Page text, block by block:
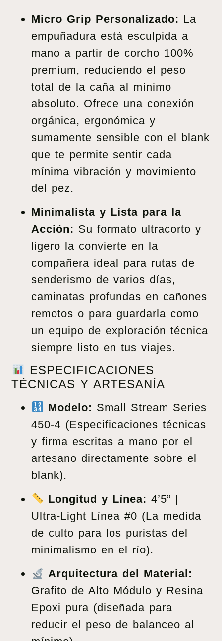
Micro Grip Personalizado: La
empuñadura está esculpida a
mano a partir de corcho 100%
premium, reduciendo el peso
total de la caña al mínimo
absoluto. Ofrece una conexión
orgánica, ergonómica y
sumamente sensible con el blank
que te permite sentir cada
mínima vibración y movimiento
del pez.
Minimalista y Lista para la
Acción: Su formato ultracorto y
ligero la convierte en la
compañera ideal para rutas de
senderismo de varios días,
caminatas profundas en cañones
remotos o para guardarla como
un equipo de exploración técnica
siempre listo en tus viajes.
ESPECIFICACIONES
TÉCNICAS Y ARTESANÍA
Modelo: Small Stream Series
450-4 (Especificaciones técnicas
y firma escritas a mano por el
artesano directamente sobre el
blank).
Longitud y Línea: 4’5” |
Ultra-Light Línea #0 (La medida
de culto para los puristas del
minimalismo en el río).
Arquitectura del Material:
Grafito de Alto Módulo y Resina
Epoxi pura (diseñada para
reducir el peso de balanceo al